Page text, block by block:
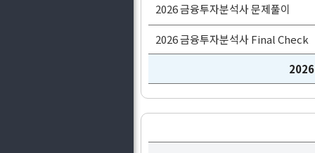
2026 금융투자분석사 문제풀이
2026 금융투자분석사 Final Check